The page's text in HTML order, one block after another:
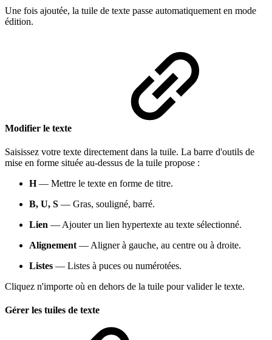
Une fois ajoutée, la tuile de texte passe automatiquement en mode
édition.
Modifier le texte
Saisissez votre texte directement dans la tuile. La barre d'outils de
mise en forme située au-dessus de la tuile propose :
H— Mettre le texte en forme de titre.
B, U, S — Gras, souligné, barré.
Lien — Ajouter un lien hypertexte au texte sélectionné.
Alignement — Aligner à gauche, au centre ou à droite.
Listes — Listes à puces ou numérotées.
Cliquez n'importe où en dehors de la tuile pour valider le texte.
Gérer les tuiles de texte